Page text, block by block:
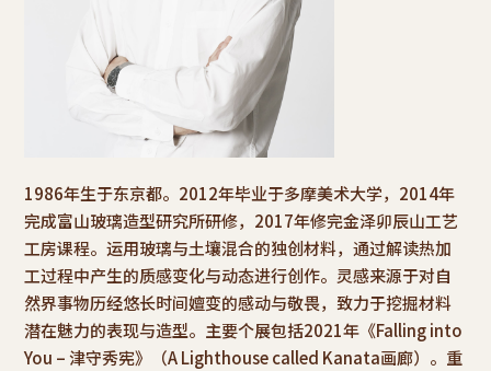
1986年生于东京都。2012年毕业于多摩美术大学，2014年
完成富山玻璃造型研究所研修，2017年修完金泽卯辰山工艺
工房课程。运用玻璃与土壤混合的独创材料，通过解读热加
工过程中产生的质感变化与动态进行创作。灵感来源于对自
然界事物历经悠长时间嬗变的感动与敬畏，致力于挖掘材料
潜在魅力的表现与造型。主要个展包括2021年《Falling into
You – 津守秀宪》（A Lighthouse called Kanata画廊）。重